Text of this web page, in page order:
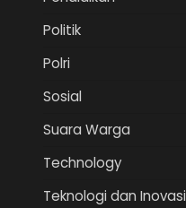
Politik
Polri
Sosial
Suara Warga
Technology
Teknologi dan Inovasi